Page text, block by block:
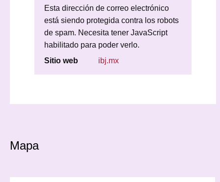
Esta dirección de correo electrónico
está siendo protegida contra los robots
de spam. Necesita tener JavaScript
habilitado para poder verlo.
Sitio web
ibj.mx
Mapa